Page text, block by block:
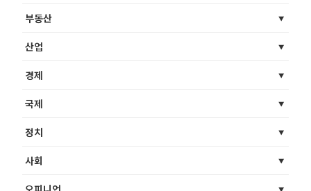
부동산
산업
경제
국제
정치
사회